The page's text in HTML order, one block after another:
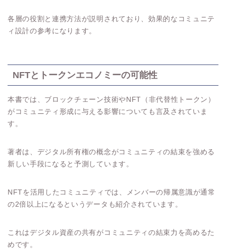
各層の役割と連携方法が説明されており、効果的なコミュニテ
ィ設計の参考になります。
NFTとトークンエコノミーの可能性
本書では、ブロックチェーン技術やNFT（非代替性トークン）
がコミュニティ形成に与える影響についても言及されていま
す。
著者は、デジタル所有権の概念がコミュニティの結束を強める
新しい手段になると予測しています。
NFTを活用したコミュニティでは、メンバーの帰属意識が通常
の2倍以上になるというデータも紹介されています。
これはデジタル資産の共有がコミュニティの結束力を高めるた
めです。